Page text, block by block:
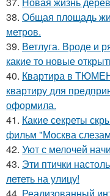
38. Общая площадь
метров.
39. Ветлуга. Вроде и
какие то новые
40. Квартира в
квартиру для
оформила.
41. Какие секреты
фильм "Москва
42. Уют с мелочей
43. Эти птички
лететь на улицу!
44. Реализованный